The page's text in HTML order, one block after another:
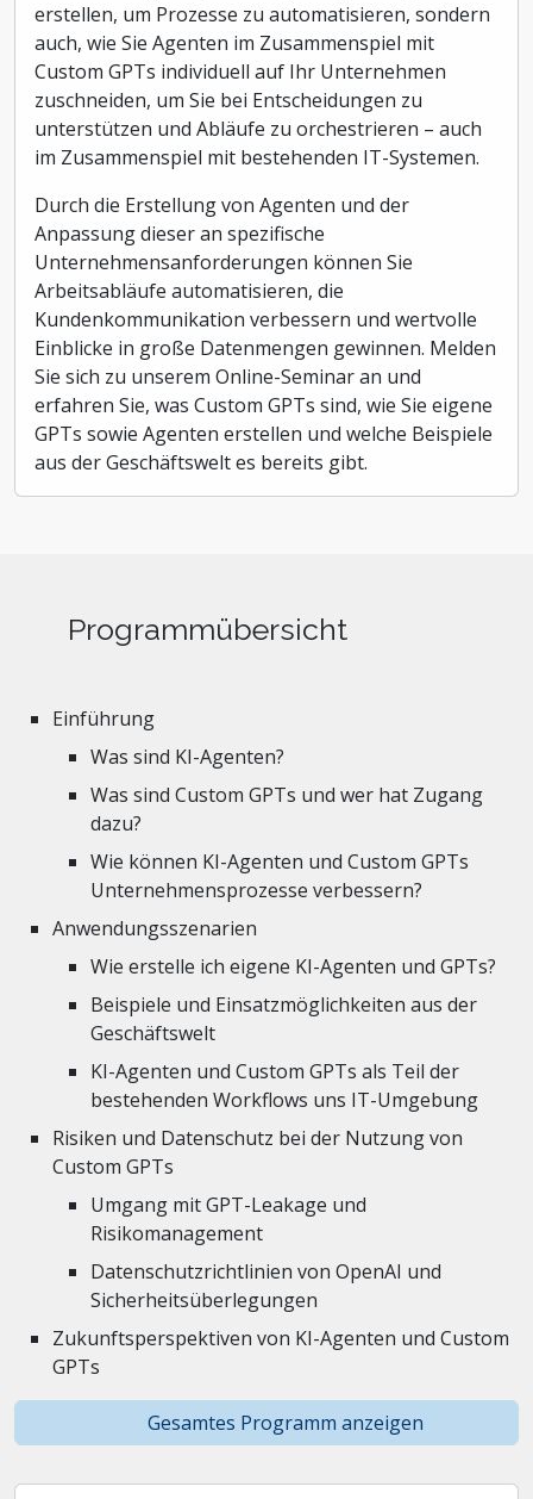
erstellen, um Prozesse zu automatisieren, sondern
auch, wie Sie Agenten im Zusammenspiel mit
Custom GPTs individuell auf Ihr Unternehmen
zuschneiden, um Sie bei Entscheidungen zu
unterstützen und Abläufe zu orchestrieren – auch
im Zusammenspiel mit bestehenden IT-Systemen.
Durch die Erstellung von Agenten und der
Anpassung dieser an spezifische
Unternehmensanforderungen können Sie
Arbeitsabläufe automatisieren, die
Kundenkommunikation verbessern und wertvolle
Einblicke in große Datenmengen gewinnen. Melden
Sie sich zu unserem Online-Seminar an und
erfahren Sie, was Custom GPTs sind, wie Sie eigene
GPTs sowie Agenten erstellen und welche Beispiele
aus der Geschäftswelt es bereits gibt.
Programmübersicht
Einführung
Was sind KI-Agenten?
Was sind Custom GPTs und wer hat Zugang
dazu?
Wie können KI-Agenten und Custom GPTs
Unternehmensprozesse verbessern?
Anwendungsszenarien
Wie erstelle ich eigene KI-Agenten und GPTs?
Beispiele und Einsatzmöglichkeiten aus der
Geschäftswelt
KI-Agenten und Custom GPTs als Teil der
bestehenden Workflows uns IT-Umgebung
Risiken und Datenschutz bei der Nutzung von
Custom GPTs
Umgang mit GPT-Leakage und
Risikomanagement
Datenschutzrichtlinien von OpenAI und
Sicherheitsüberlegungen
Zukunftsperspektiven von KI-Agenten und Custom
GPTs
Gesamtes Programm anzeigen